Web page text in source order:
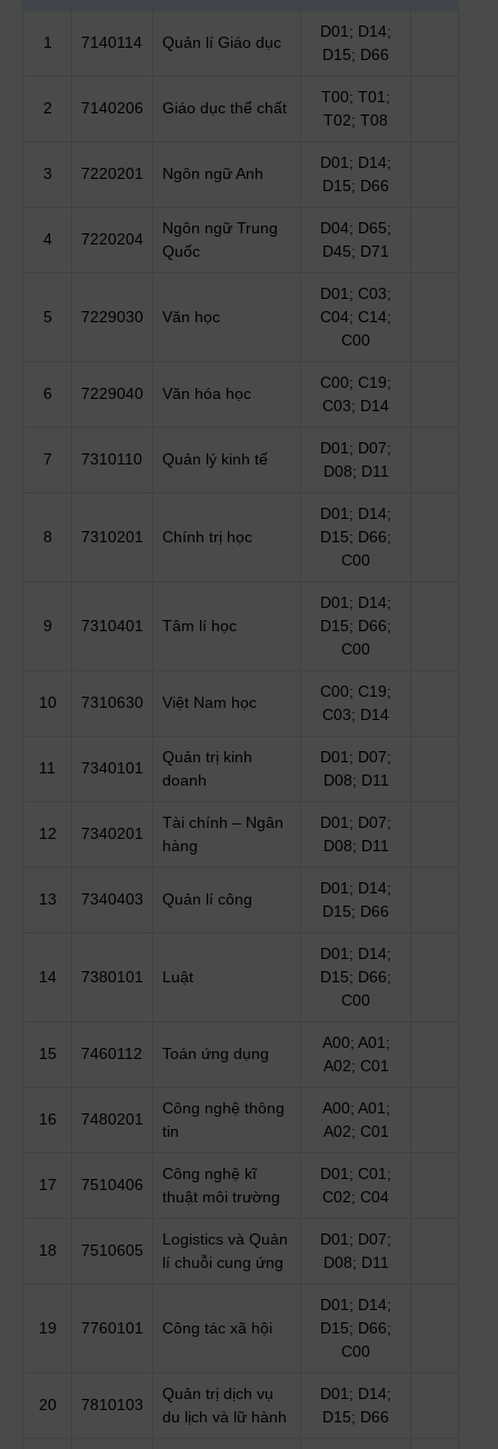
1 7140114 Quản lí Giáo dục
D01; D14;
D15; D66
2 7140206 Giáo dục thể chất
T00; T01;
T02; T08
3 7220201 Ngôn ngữ Anh
D01; D14;
D15; D66
4 7220204
Ngôn ngữ Trung
Quốc
D04; D65;
D45; D71
5 7229030 Văn học
D01; C03;
C04; C14;
C00
6 7229040 Văn hóa học
C00; C19;
C03; D14
7 7310110 Quản lý kinh tế
D01; D07;
D08; D11
8 7310201 Chính trị học
D01; D14;
D15; D66;
C00
9 7310401 Tâm lí học
D01; D14;
D15; D66;
C00
10 7310630 Việt Nam học
C00; C19;
C03; D14
11 7340101
Quản trị kinh
doanh
D01; D07;
D08; D11
12 7340201
Tài chính – Ngân
hàng
D01; D07;
D08; D11
13 7340403 Quản lí công
D01; D14;
D15; D66
14 7380101 Luật
D01; D14;
D15; D66;
C00
15 7460112 Toán ứng dụng
A00; A01;
A02; C01
16 7480201
Công nghệ thông
tin
A00; A01;
A02; C01
17 7510406
Công nghệ kĩ
thuật môi trường
D01; C01;
C02; C04
18 7510605
Logistics và Quản
lí chuỗi cung ứng
D01; D07;
D08; D11
19 7760101 Công tác xã hội
D01; D14;
D15; D66;
C00
20 7810103
Quản trị dịch vụ
du lịch và lữ hành
D01; D14;
D15; D66